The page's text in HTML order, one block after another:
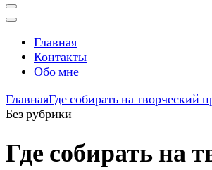
Главная
Контакты
Обо мне
ГлавнаяГде собирать на творческий
Без рубрики
Где собирать на